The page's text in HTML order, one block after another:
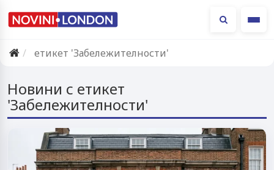
етикет 'Забележителности'
Новини с етикет
'Забележителности'